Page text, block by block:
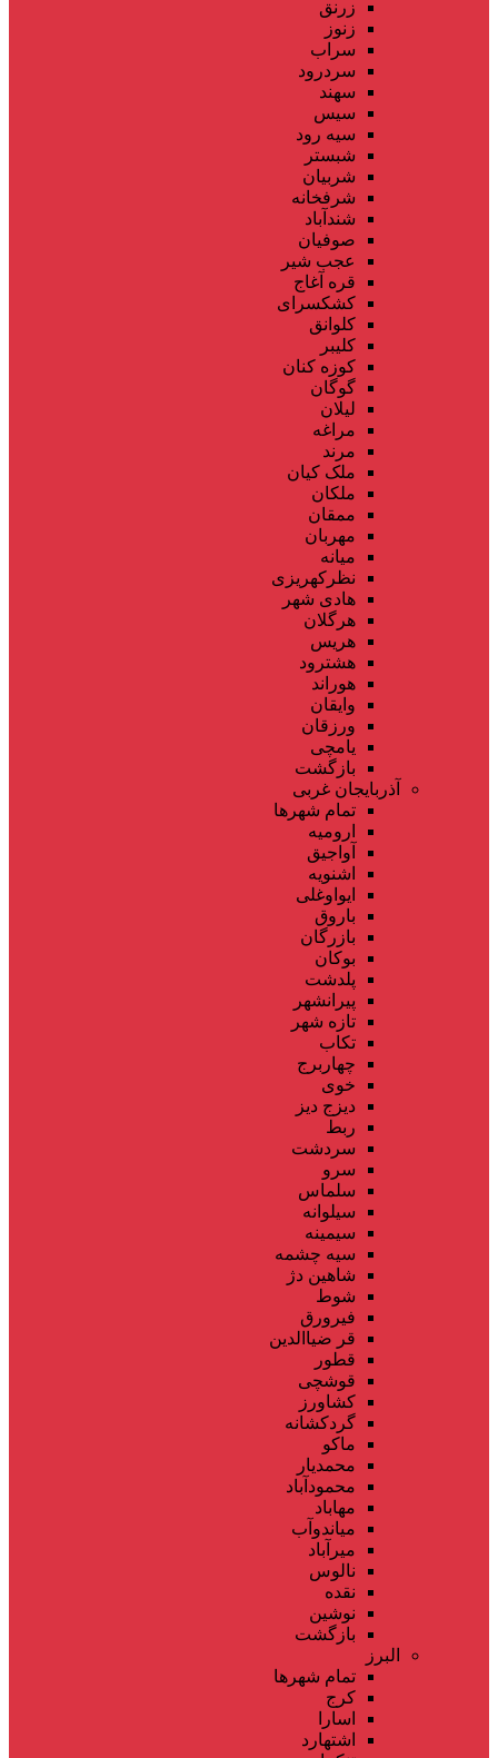
زرنق
زنوز
سراب
سردرود
سهند
سیس
سیه رود
شبستر
شربیان
شرفخانه
شندآباد
صوفیان
عجب شیر
قره آغاج
کشکسرای
کلوانق
کلیبر
کوزه کنان
گوگان
لیلان
مراغه
مرند
ملک کیان
ملکان
ممقان
مهربان
میانه
نظرکهریزی
هادی شهر
هرگلان
هریس
هشترود
هوراند
وایقان
ورزقان
یامچی
بازگشت
آذربایجان غربی
تمام شهر‌ها
ارومیه
آواجیق
اشنویه
ایواوغلی
باروق
بازرگان
بوکان
پلدشت
پیرانشهر
تازه شهر
تکاب
چهاربرج
خوی
دیزج دیز
ربط
سردشت
سرو
سلماس
سیلوانه
سیمینه
سیه چشمه
شاهین دژ
شوط
فیرورق
قر ضیاالدین
قطور
قوشچی
کشاورز
گردکشانه
ماکو
محمدیار
محمودآباد
مهاباد
میاندوآب
میرآباد
نالوس
نقده
نوشین
بازگشت
البرز
تمام شهر‌ها
کرج
اسارا
اشتهارد